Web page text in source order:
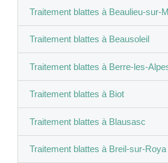
Traitement blattes à Beaulieu-sur-
Traitement blattes à Beausoleil
Traitement blattes à Berre-les-
Traitement blattes à Biot
Traitement blattes à Blausasc
Traitement blattes à Breil-sur-Roya